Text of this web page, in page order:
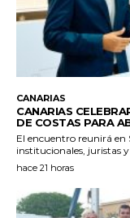
CANARIAS
CANARIAS
DE COSTAS PARA
El encuentro reunirá en
institucionales, juristas y
hace 21 horas